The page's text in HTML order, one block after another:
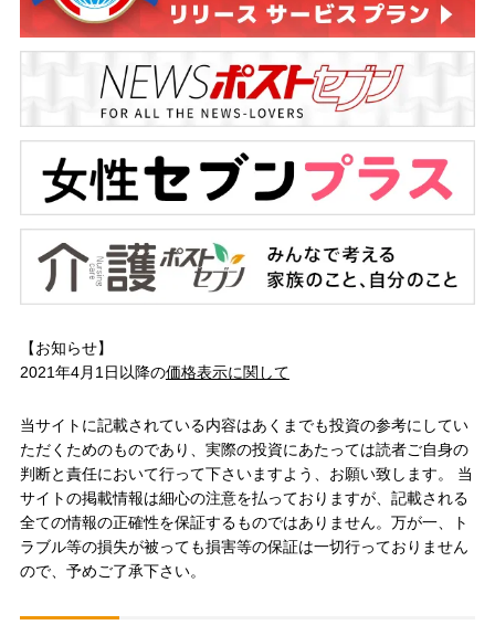
【お知らせ】
2021年4月1日以降の価格表示に関して
当サイトに記載されている内容はあくまでも投資の参考にしてい
ただくためのものであり、実際の投資にあたっては読者ご自身の
判断と責任において行って下さいますよう、お願い致します。 当
サイトの掲載情報は細心の注意を払っておりますが、記載される
全ての情報の正確性を保証するものではありません。万が一、ト
ラブル等の損失が被っても損害等の保証は一切行っておりません
ので、予めご了承下さい。